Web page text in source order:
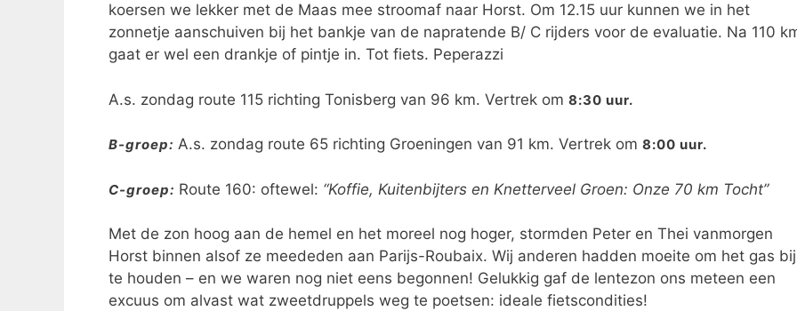
koersen we lekker met de Maas mee stroomaf naar Horst. Om 12.15 uur kunnen we in het
zonnetje aanschuiven bij het bankje van de napratende B/ C rijders voor de evaluatie. Na 110
gaat er wel een drankje of pintje in. Tot fiets. Peperazzi
A.s. zondag route 115 richting Tonisberg van 96 km. Vertrek om 8:30 uur.
B-groep: A.s. zondag route 65 richting Groeningen van 91 km. Vertrek om 8:00 uur.
C-groep: Route 160: oftewel: “Koffie, Kuitenbijters en Knetterveel Groen: Onze 70 km Tocht”
Met de zon hoog aan de hemel en het moreel nog hoger, stormden Peter en Thei vanmorgen
Horst binnen alsof ze meededen aan Parijs-Roubaix. Wij anderen hadden moeite om het gas bij
te houden – en we waren nog niet eens begonnen! Gelukkig gaf de lentezon ons meteen een
excuus om alvast wat zweetdruppels weg te poetsen: ideale fietscondities!